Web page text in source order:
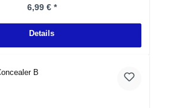
Regulärer Preis:
6,99 € *
Details